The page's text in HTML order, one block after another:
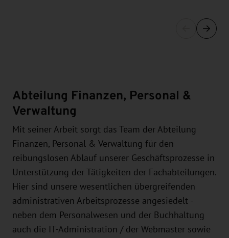
Abteilung Finanzen, Personal &
Verwaltung
Mit seiner Arbeit sorgt das Team der Abteilung
Finanzen, Personal & Verwaltung für den
reibungslosen Ablauf unserer Geschäftsprozesse in
Unterstützung der Tätigkeiten der Fachabteilungen.
Hier sind unsere wesentlichen übergreifenden
administrativen Arbeitsprozesse angesiedelt -
neben dem Personalwesen und der Buchhaltung
auch die IT-Administration / der Webmaster sowie